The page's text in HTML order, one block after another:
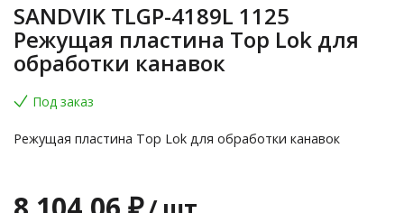
SANDVIK TLGP-4189L 1125
Режущая пластина Top Lok для
обработки канавок
Под заказ
Режущая пластина Top Lok для обработки канавок